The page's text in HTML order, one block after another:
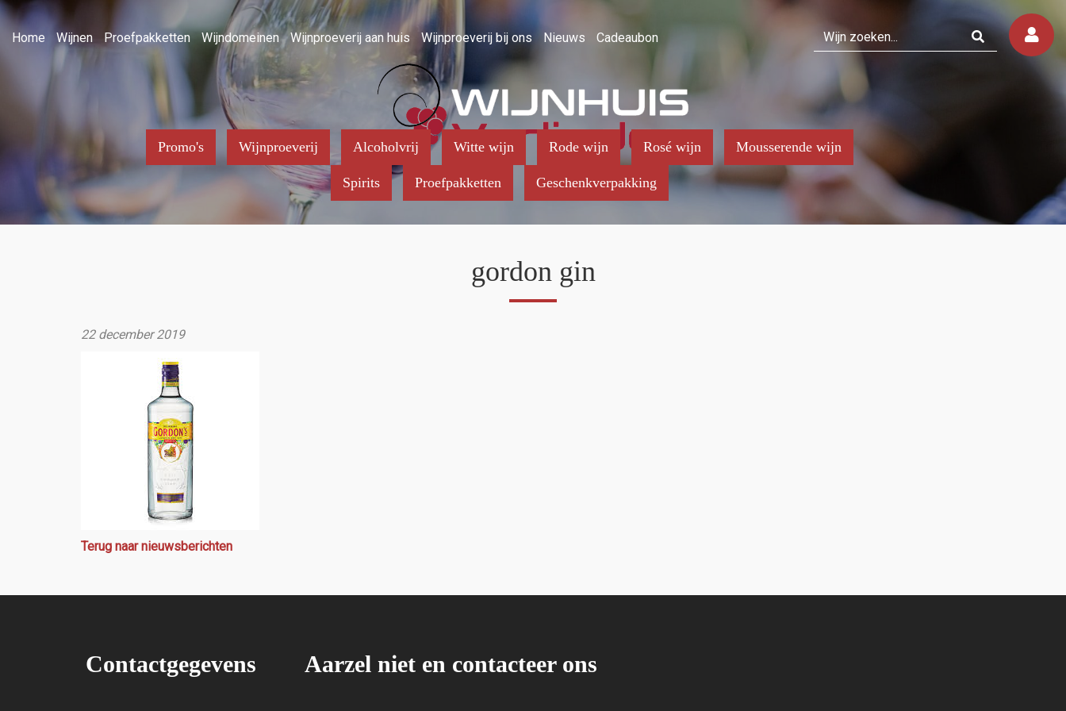
Home Wijnen Proefpakketten Wijndomeinen Wijnproeverij aan huis Wijnproeverij bij ons Nieuws Cadeaubon
Promo's Wijnproeverij Alcoholvrij Witte wijn Rode wijn Rosé wijn Mousserende wijn
Spirits Proefpakketten Geschenkverpakking
gordon gin
22 december 2019
Terug naar nieuwsberichten
Contactgegevens Aarzel niet en contacteer ons